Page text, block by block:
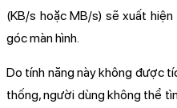
(KB/s hoặc MB/s) sẽ xuất
góc màn hình.
Do tính năng này không được
thống, người dùng không thể